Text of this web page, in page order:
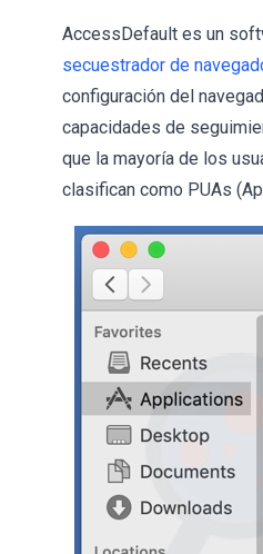
AccessDefault es un
secuestrador de
configuración del
capacidades de
que la mayoría de los
clasifican como PUAs